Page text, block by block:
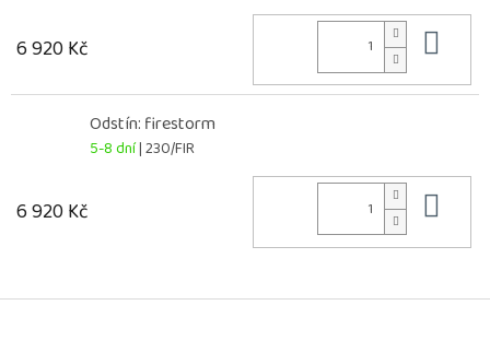
6 920 Kč
Odstín: firestorm
5-8 dní| 230/FIR
6 920 Kč
Z